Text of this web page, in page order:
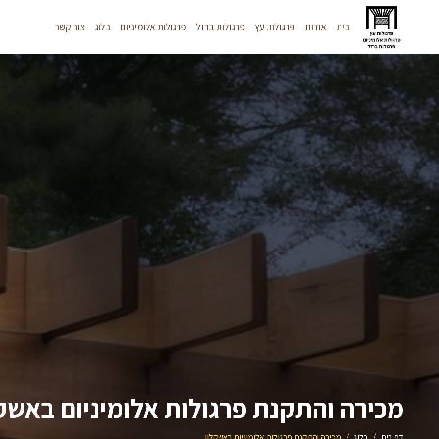
בית אודות פרגולות עץ פרגולות ברזל פרגולות אלומיניום בלוג צור קשר
מכירה והתקנת פרגולות אלומיניום
דף בית / בלוג / מכירה והתקנת פרגולות אלומיניום באשקלון